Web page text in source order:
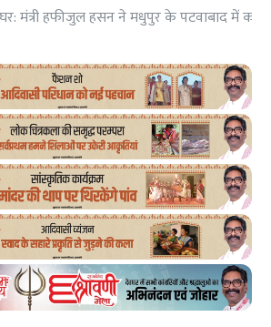
मंत्री हफीजुल हसन ने मधुपुर के पटवाबाद में